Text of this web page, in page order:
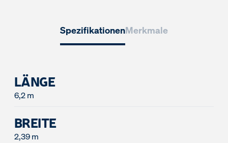
SpezifikationenMerkmale
LÄNGE
6,2 m
BREITE
2,39 m